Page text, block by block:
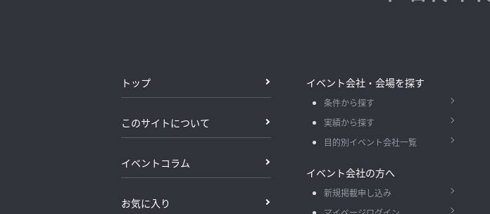
トップ
このサイトについて
イベントコラム
お気に入り
イベント会社・会場を探す
条件から探す
実績から探す
目的別イベント会社一覧
イベント会社の方へ
新規掲載申し込み